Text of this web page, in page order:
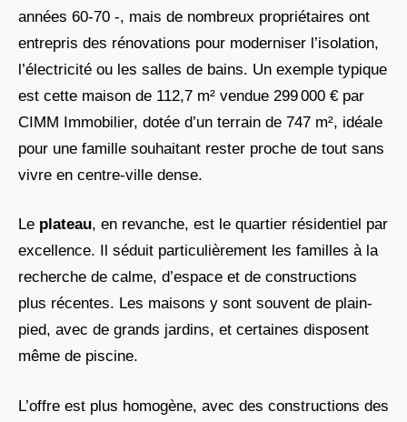
années 60-70 -, mais de nombreux propriétaires ont
entrepris des rénovations pour moderniser l’isolation,
l’électricité ou les salles de bains. Un exemple typique
est cette maison de 112,7 m² vendue 299 000 € par
CIMM Immobilier, dotée d’un terrain de 747 m², idéale
pour une famille souhaitant rester proche de tout sans
vivre en centre-ville dense.
Le plateau, en revanche, est le quartier résidentiel par
excellence. Il séduit particulièrement les familles à la
recherche de calme, d’espace et de constructions
plus récentes. Les maisons y sont souvent de plain-
pied, avec de grands jardins, et certaines disposent
même de piscine.
L’offre est plus homogène, avec des constructions des